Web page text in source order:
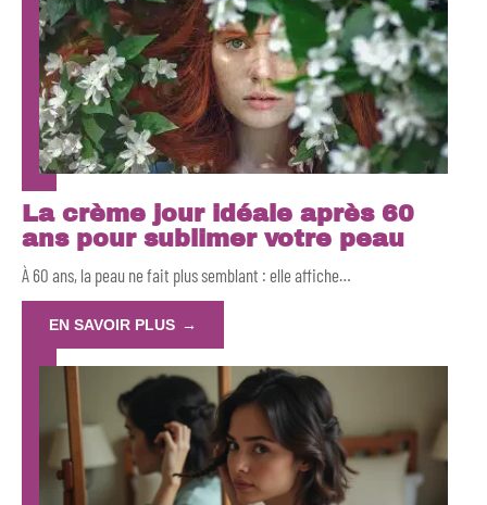
La crème jour idéale après 60
ans pour sublimer votre peau
À 60 ans, la peau ne fait plus semblant : elle affiche…
EN SAVOIR PLUS